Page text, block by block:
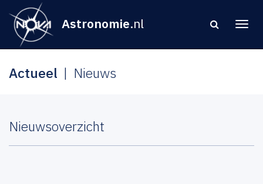
Astronomie.nl
Actueel Nieuws
Nieuwsoverzicht